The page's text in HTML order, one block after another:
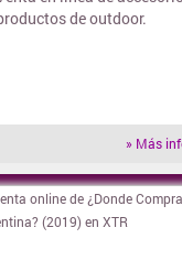
de outdoor.
» Más
» Visitar